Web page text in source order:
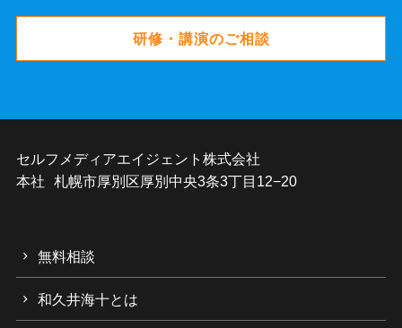
研修・講演のご相談
セルフメディアエイジェント株式会社
本社 札幌市厚別区厚別中央3条3丁目12−20
無料相談
和久井海十とは